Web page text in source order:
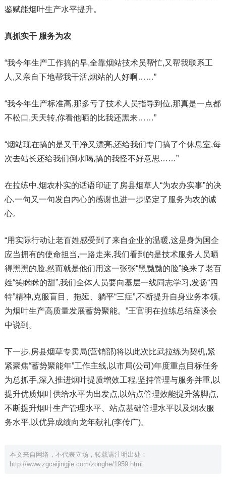
鉴赋能烟叶生产水平提升。
真抓实干 服务为农
“我今年生产工作搞的早,全靠烟站技术员帮忙,又帮我联系工
人,又亲自下地帮我干活,烟站的人好啊……”
“我今年生产标准高,那多亏了技术人员指导到位,那真是一点都
不松口,天天转,你看他晒的比我还黑来……”
“烟站现在搞的是又干净又漂亮,还给我们专门搞了个休息室,每
次去站长还给我们倒水喝,搞的我怪不好意思……”
在拉练中,烟农朴实的话语印证了房县烟草人“为农办实事”的决
心,一句又一句发自内心的感谢也进一步坚定了服务为农的诚
心。
“用实际行动让老百姓感受到了来自企业的温暖,这是身为国企
应当拥有的使命担当,一路走来,我们看到的是技术服务人员晒
得黑黑的脸,然而就是他们用这一张张“黑黝黝的脸”换来了老百
姓“笑眯眯的甜”,我们全体人员要向基层一线同志学习,发扬“四
特”精神,克服盲目、拖延、躺平“三症”,不断提升自身业务本领,
为烟叶生产高质量发展蓄势聚能。”王官明在拉练总结座谈会
中说到。
下一步,房县烟草专卖局(营销部)将以此次比武拉练为契机,紧
紧聚焦“蓄势聚能年”工作主线,以市局(公司)年度重点目标任务
为总抓手,深入推进烟叶提质增效工程,坚持管理与服务并重,以
提升优质烟叶供给水平为出发点,以站点管理效能提升落脚点,
不断提升烟叶生产管理水平、站点基础管理水平以及烟农服
务水平,以优异成绩向龙年献礼(李传广)。
本文来自网络，不代表立场，转载请注明出处：
http://www.zgcaijingjie.com/zonghe/1959.html